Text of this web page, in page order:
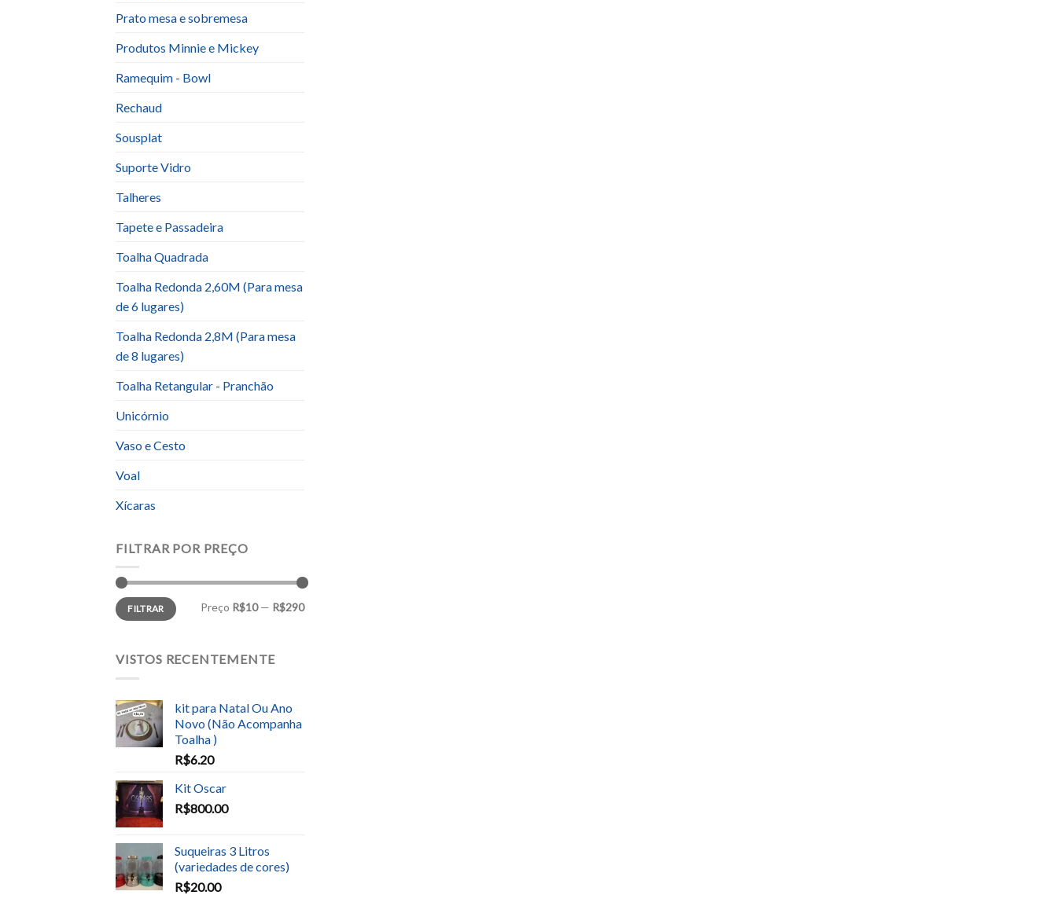
Prato mesa e sobremesa
Produtos Minnie e Mickey
Ramequim - Bowl
Rechaud
Sousplat
Suporte Vidro
Talheres
Tapete e Passadeira
Toalha Quadrada
Toalha Redonda 2,60M (Para mesa
de 6 lugares)
Toalha Redonda 2,8M (Para mesa
de 8 lugares)
Toalha Retangular - Pranchão
Unicórnio
Vaso e Cesto
Voal
Xícaras
FILTRAR POR PREÇO
FILTRAR Preço R$10— R$290
VISTOS RECENTEMENTE
kit para Natal Ou Ano
Novo (Não Acompanha
Toalha )
R$6.20
Kit Oscar
R$800.00
Suqueiras 3 Litros
(variedades de cores)
R$20.00